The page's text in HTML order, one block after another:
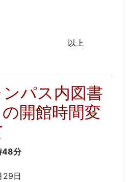
上
パス内図書
開館時間変
48分
日